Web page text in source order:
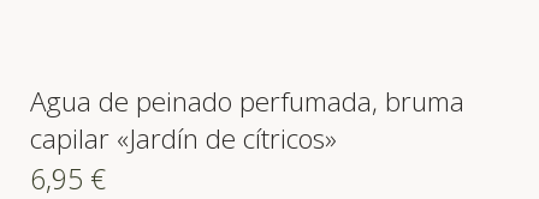
Agua de peinado perfumada, bruma
capilar «Jardín de cítricos»
6,95 €